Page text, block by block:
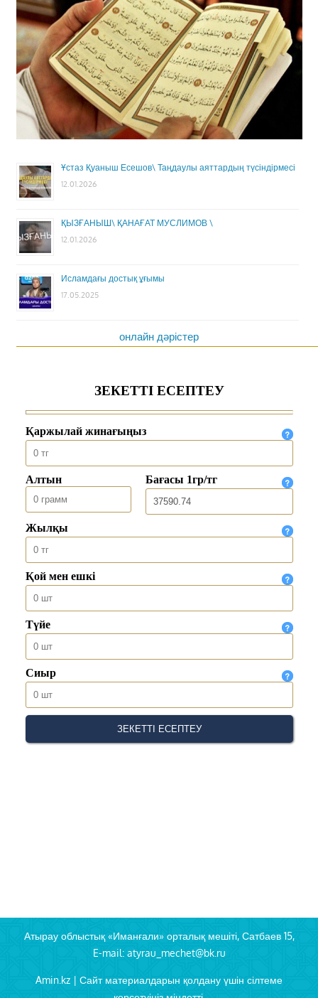
Ұстаз Қуаныш Есешов\ Таңдаулы аяттардың түсіндірмесі
12.01.2026
ҚЫЗҒАНЫШ\ ҚАНАҒАТ МУСЛИМОВ \
12.01.2026
Исламдағы достық ұғымы
17.05.2025
онлайн дәрістер
Атырау облыстық «Иманғали» орталық мешіті, Сатбаев 15,
E-mail: atyrau_mechet@bk.ru
Amin.kz | Сайт материалдарын қолдану үшін сілтеме